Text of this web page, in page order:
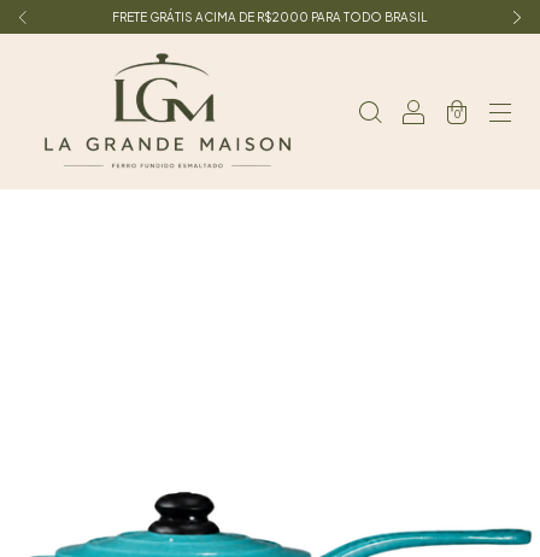
FRETE GRÁTIS ACIMA DE R$2000 PARA TODO BRASIL
0